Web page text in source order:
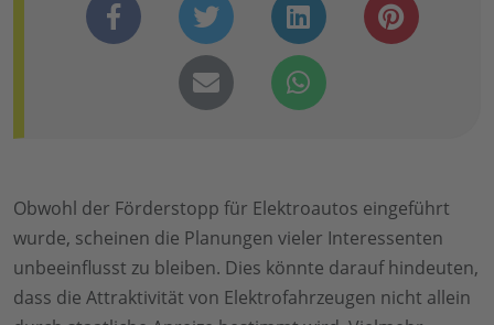
Obwohl der Förderstopp für Elektroautos eingeführt
wurde, scheinen die Planungen vieler Interessenten
unbeeinflusst zu bleiben. Dies könnte darauf hindeuten,
dass die Attraktivität von Elektrofahrzeugen nicht allein